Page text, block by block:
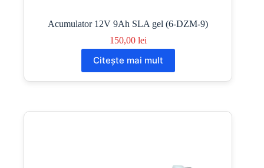
Acumulator 12V 9Ah SLA gel (6-DZM-9)
150,00 lei
Citește mai mult